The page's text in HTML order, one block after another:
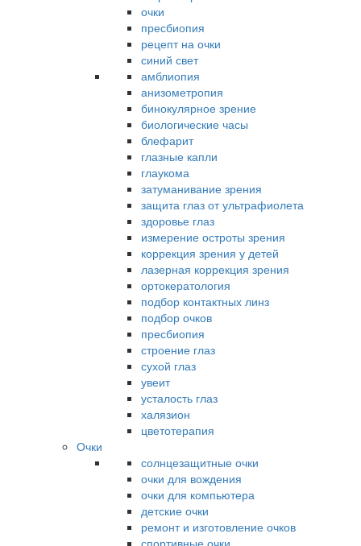
очки
пресбиопия
рецепт на очки
синий свет
амблиопия
анизометропия
бинокулярное зрение
биологические часы
блефарит
глазные капли
глаукома
затуманивание зрения
защита глаз от ультрафиолета
здоровье глаз
измерение остроты зрения
коррекция зрения у детей
лазерная коррекция зрения
ортокератология
подбор контактных линз
подбор очков
пресбиопия
строение глаз
сухой глаз
увеит
усталость глаз
халязион
цветотерапия
Очки
солнцезащитные очки
очки для вождения
очки для компьютера
детские очки
ремонт и изготовление очков